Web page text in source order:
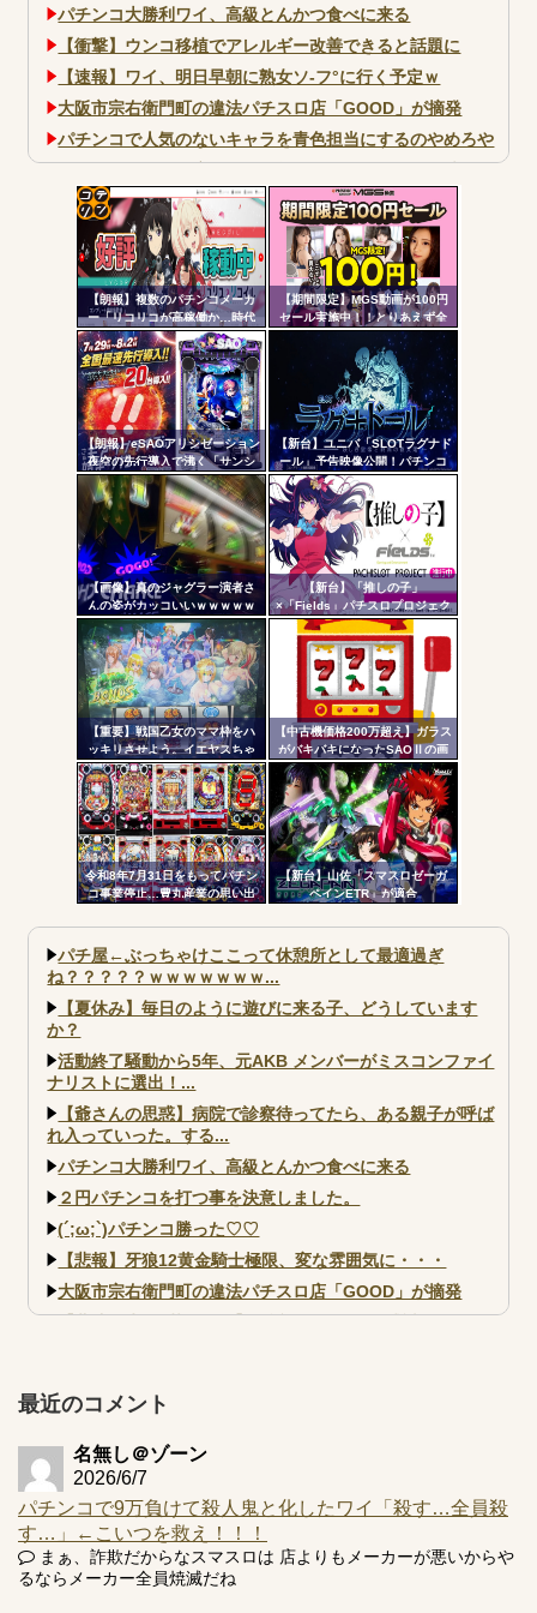
パチンコ大勝利ワイ、高級とんかつ食べに来る
【衝撃】ウンコ移植でアレルギー改善できると話題に
【速報】ワイ、明日早朝に熟女ソ-フ°に行く予定ｗ
大阪市宗右衛門町の違法パチスロ店「GOOD」が摘発
パチンコで人気のないキャラを青色担当にするのやめろや
「今までありがとう」と...
無職のパチンコカス(22)なんやが、ワイの人生どれくらい
ヤバいか教えて？...
AngelBeats!とかいうクソアニメの思い出ｗｗｗ
Powered by livedoor 相互RSS
【朗報】複数のパチンコメーカ
ー「リコリコが高稼働か…時代
はライトミドルだ！」
【期間限定】MGS動画が100円
セール実施中！！とりあえず全
部買うやろｗｗｗｗｗ
【朗報】eSAOアリシゼーション
夜空の先行導入で沸く「サンシ
ャインKYORAKU平針」2日連続
で総差枚10万枚超えの祭りを開
催中ｗｗｗｗ
【新台】ユニバ「SLOTラグナド
ール」予告映像公開！パチンコ
版面白かったし期待だな！！！
【画像】真のジャグラー演者さ
んの姿がカッコいいｗｗｗｗｗ
【新台】「推しの子」
×「Fields」パチスロプロジェク
ト特報ムービー公開！推しの子
でBITESやれるんか！？_
【重要】戦国乙女のママ枠をハ
ッキリさせよう。イエヤスちゃ
んやヒデヨシちゃんはママなの
か。ノブ様はママではないのか
を
【中古機価格200万超え】ガラス
がバキバキになったSAOⅡの画
像が話題に…
令和8年7月31日をもってパチン
コ事業停止…豊丸産業の思い出
【新台】山佐「スマスロゼーガ
ペインETR」が適合
コテ
リン
- 固
定リ
ンク
自動
更新
ツー
ル
パチ屋←ぶっちゃけここって休憩所として最適過ぎ
ね？？？？？ｗｗｗｗｗｗｗ...
【夏休み】毎日のように遊びに来る子、どうしています
か？
活動終了騒動から5年、元AKB メンバーがミスコンファイ
ナリストに選出！...
【爺さんの思惑】病院で診察待ってたら、ある親子が呼ば
れ入っていった。する...
パチンコ大勝利ワイ、高級とんかつ食べに来る
２円パチンコを打つ事を決意しました。
(´;ω;`)パチンコ勝った♡♡
【悲報】牙狼12黄金騎士極限、変な雰囲気に・・・
大阪市宗右衛門町の違法パチスロ店「GOOD」が摘発
プ報告あり！弱予告...
井の軽い絆？
Powered by livedoor 相互RSS
最近のコメント
名無し＠ゾーン
2026/6/7
パチンコで9万負けて殺人鬼と化したワイ「殺す…全員殺
す…」←こいつを救え！！！
まぁ、詐欺だからなスマスロは 店よりもメーカーが悪いからや
るならメーカー全員焼滅だね